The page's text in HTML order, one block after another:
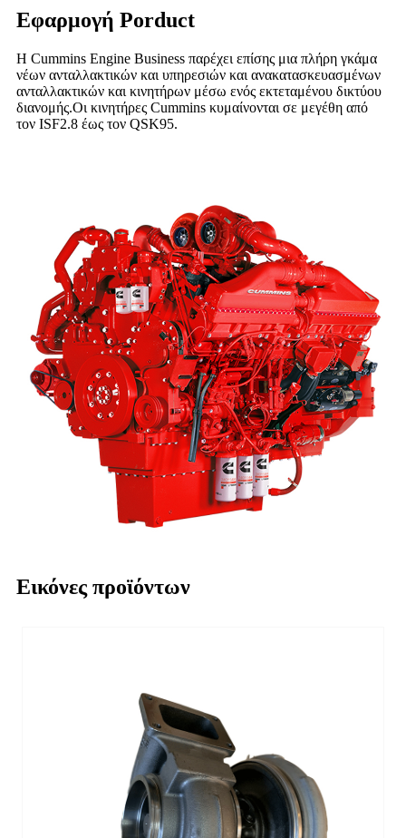
Εφαρμογή Porduct
Η Cummins Engine Business παρέχει επίσης μια πλήρη γκάμα
νέων ανταλλακτικών και υπηρεσιών και ανακατασκευασμένων
ανταλλακτικών και κινητήρων μέσω ενός εκτεταμένου δικτύου
διανομής.Οι κινητήρες Cummins κυμαίνονται σε μεγέθη από
τον ISF2.8 έως τον QSK95.
Εικόνες προϊόντων